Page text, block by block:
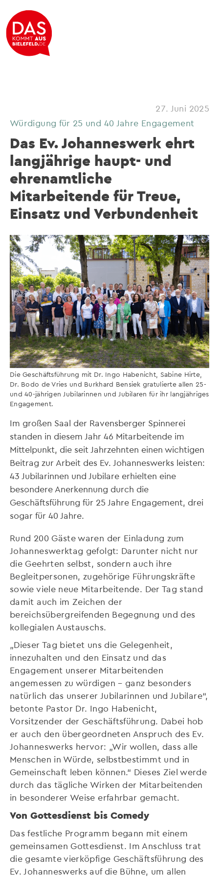
27. Juni 2025
Würdigung für 25 und 40 Jahre Engagement
Das Ev. Johanneswerk ehrt
langjährige haupt- und
ehrenamtliche
Mitarbeitende für Treue,
Einsatz und Verbundenheit
Die Geschäftsführung mit Dr. Ingo Habenicht, Sabine Hirte,
Dr. Bodo de Vries und Burkhard Bensiek gratulierte allen 25-
und 40-jährigen Jubilarinnen und Jubilaren für ihr langjähriges
Engagement.
Im großen Saal der Ravensberger Spinnerei
standen in diesem Jahr 46 Mitarbeitende im
Mittelpunkt, die seit Jahrzehnten einen wichtigen
Beitrag zur Arbeit des Ev. Johanneswerks leisten:
43 Jubilarinnen und Jubilare erhielten eine
besondere Anerkennung durch die
Geschäftsführung für 25 Jahre Engagement, drei
sogar für 40 Jahre.
Rund 200 Gäste waren der Einladung zum
Johanneswerktag gefolgt: Darunter nicht nur
die Geehrten selbst, sondern auch ihre
Begleitpersonen, zugehörige Führungskräfte
sowie viele neue Mitarbeitende. Der Tag stand
damit auch im Zeichen der
bereichsübergreifenden Begegnung und des
kollegialen Austauschs.
„Dieser Tag bietet uns die Gelegenheit,
innezuhalten und den Einsatz und das
Engagement unserer Mitarbeitenden
angemessen zu würdigen – ganz besonders
natürlich das unserer Jubilarinnen und Jubilare“,
betonte Pastor Dr. Ingo Habenicht,
Vorsitzender der Geschäftsführung. Dabei hob
er auch den übergeordneten Anspruch des Ev.
Johanneswerks hervor: „Wir wollen, dass alle
Menschen in Würde, selbstbestimmt und in
Gemeinschaft leben können.“ Dieses Ziel werde
durch das tägliche Wirken der Mitarbeitenden
in besonderer Weise erfahrbar gemacht.
Von Gottesdienst bis Comedy
Das festliche Programm begann mit einem
gemeinsamen Gottesdienst. Im Anschluss trat
die gesamte vierköpfige Geschäftsführung des
Ev. Johanneswerks auf die Bühne, um allen